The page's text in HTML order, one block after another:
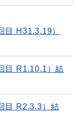
目 H31.3.19）
目 R1.10.1）結
目 R2.3.3）結